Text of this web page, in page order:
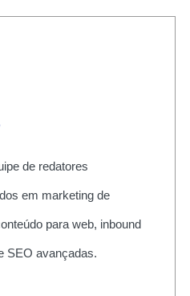
de redatores
em marketing de
para web, inbound
SEO avançadas.